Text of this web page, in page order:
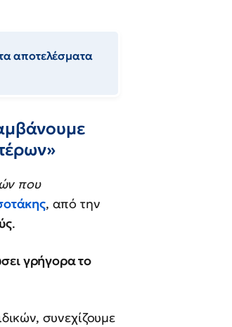
αποτελέσματα
που
, από την
.
γρήγορα το
συνεχίζουμε